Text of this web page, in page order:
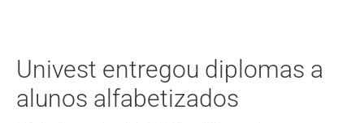
Univest entregou diplomas a
alunos alfabetizados